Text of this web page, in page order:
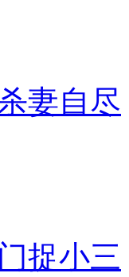
妻自尽
捉小三